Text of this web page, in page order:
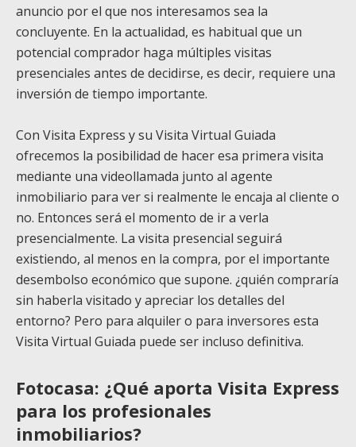
anuncio por el que nos interesamos sea la
concluyente. En la actualidad, es habitual que un
potencial comprador haga múltiples visitas
presenciales antes de decidirse, es decir, requiere una
inversión de tiempo importante.
Con Visita Express y su Visita Virtual Guiada
ofrecemos la posibilidad de hacer esa primera visita
mediante una videollamada junto al agente
inmobiliario para ver si realmente le encaja al cliente o
no. Entonces será el momento de ir a verla
presencialmente. La visita presencial seguirá
existiendo, al menos en la compra, por el importante
desembolso económico que supone. ¿quién compraría
sin haberla visitado y apreciar los detalles del
entorno? Pero para alquiler o para inversores esta
Visita Virtual Guiada puede ser incluso definitiva.
Fotocasa: ¿Qué aporta Visita Express
para los profesionales
inmobiliarios?